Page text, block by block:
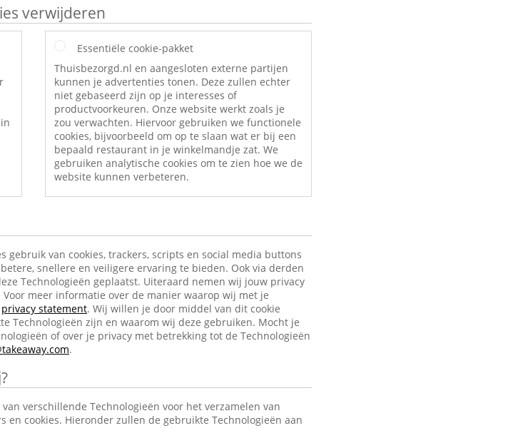
verwijderen
Essentiële cookie-pakket
Thuisbezorgd.nl en aangesloten externe partijen
kunnen je advertenties tonen. Deze zullen echter
niet gebaseerd zijn op je interesses of
productvoorkeuren. Onze website werkt zoals je
zou verwachten. Hiervoor gebruiken we functionele
cookies, bijvoorbeeld om op te slaan wat er bij een
bepaald restaurant in je winkelmandje zat. We
gebruiken analytische cookies om te zien hoe we de
website kunnen verbeteren.
gebruik van cookies, trackers, scripts en social media buttons
snellere en veiligere ervaring te bieden. Ook via derden
Technologieën geplaatst. Uiteraard nemen wij jouw privacy
meer informatie over de manier waarop wij met je
privacy statement. Wij willen je door middel van dit cookie
Technologieën zijn en waarom wij deze gebruiken. Mocht je
of over je privacy met betrekking tot de Technologieën
.
verschillende Technologieën voor het verzamelen van
en cookies. Hieronder zullen de gebruikte Technologieën aan